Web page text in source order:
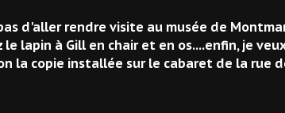
d'aller rendre visite au musée de
lapin à Gill en chair et en os....enfin, je
la copie installée sur le cabaret de la rue